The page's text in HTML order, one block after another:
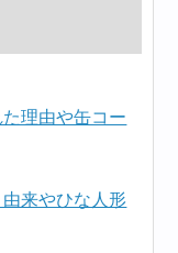
理由や缶コー
来やひな人形